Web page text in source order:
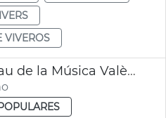
VIVEROS
Programación Palau de la Música València